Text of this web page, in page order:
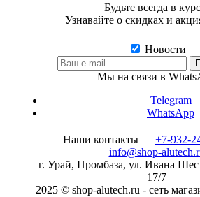
Будьте всегда в
Узнавайте о скидках и
Новости
Мы на связи в
Telegram
WhatsApp
Наши контакты
+7-932-
info@shop-
г. Урай, Промбаза, ул. Ивана
17/7
2025 © shop-alutech.ru - сеть